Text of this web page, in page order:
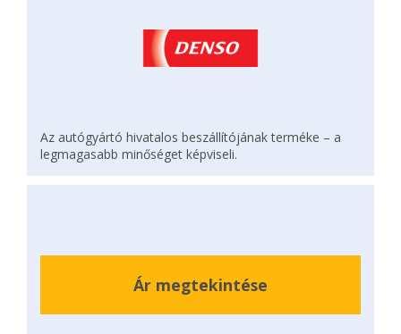
Az autógyártó hivatalos beszállítójának terméke – a
legmagasabb minőséget képviseli.
Ár megtekintése